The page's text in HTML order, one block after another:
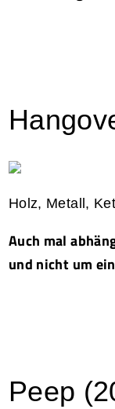
Holz, Metall,
Auch mal
und nicht um
Peep